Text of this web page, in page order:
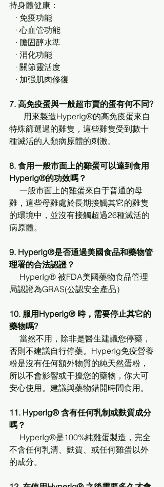
持身體健康：
   · 免疫功能
   · 心血管功能
   · 膽固醇水準
   · 消化功能
   · 關節靈活度
   · 加强肌肉修復
7. 高免疫蛋與一般超市賣的蛋有何不同?
特殊篩選過的雞隻，這些雞隻受到數十
種滅活的人類病原體的刺激。
8. 食用一般市面上的雞蛋可以達到食用
HyperIg®的功效嗎？
雞，這些母雞處於長期接觸其它的雞隻
的環境中，並沒有接觸超過26種滅活的
病原體。
9. HyperIg®是否通過美國食品和藥物管
理署的合法認證？
局認證為GRAS(公認安全產品）
10. 服用HyperIg® 時，需要停止其它的
藥物嗎?
否則不建議自行停藥。HyperIg免疫營養
粉是沒有任何額外物質的純天然蛋粉，
所以不會影響或干擾您的藥物，你大可
安心使用。建議與藥物錯開時間食用。
11. HyperIg® 含有任何乳制或麩質成分
嗎？
不含任何乳清、麩質、或任何雞蛋以外
的成分。